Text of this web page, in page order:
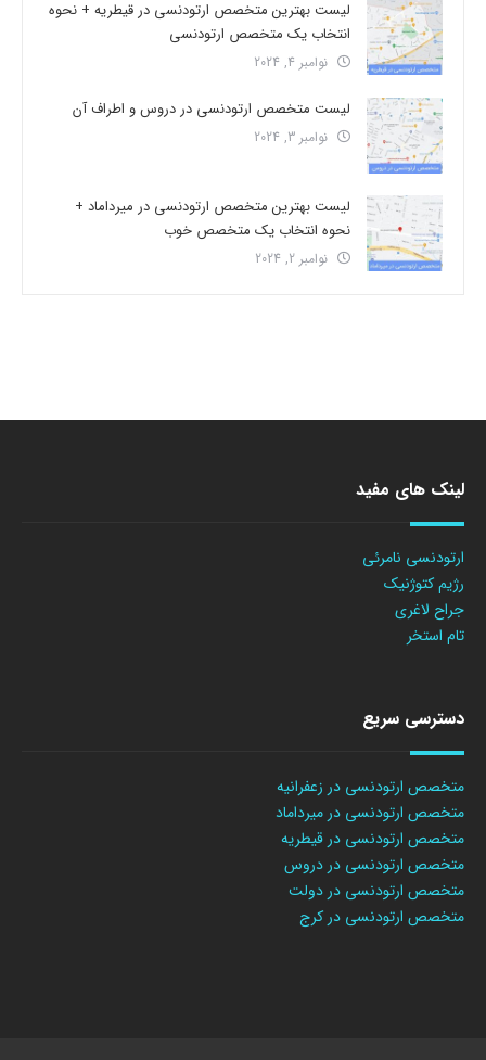
لیست بهترین متخصص ارتودنسی در قیطریه + نحوه
انتخاب یک متخصص ارتودنسی
نوامبر 4, 2024
لیست متخصص ارتودنسی در دروس و اطراف آن
نوامبر 3, 2024
لیست بهترین متخصص ارتودنسی در میرداماد +
نحوه انتخاب یک متخصص خوب
نوامبر 2, 2024
لینک های مفید
ارتودنسی نامرئی
رژیم کتوژنیک
جراح لاغری
تام استخر
دسترسی سریع
متخصص ارتودنسی در زعفرانیه
متخصص ارتودنسی در میرداماد
متخصص ارتودنسی در قیطریه
متخصص ارتودنسی در دروس
متخصص ارتودنسی در دولت
متخصص ارتودنسی در کرج